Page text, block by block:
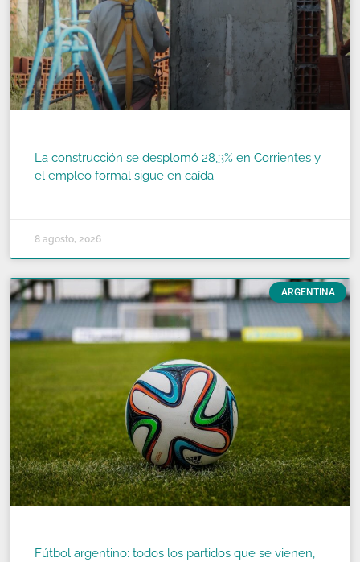
La construcción se desplomó 28,3% en Corrientes y
el empleo formal sigue en caída
8 agosto, 2026
ARGENTINA
Fútbol argentino: todos los partidos que se vienen,